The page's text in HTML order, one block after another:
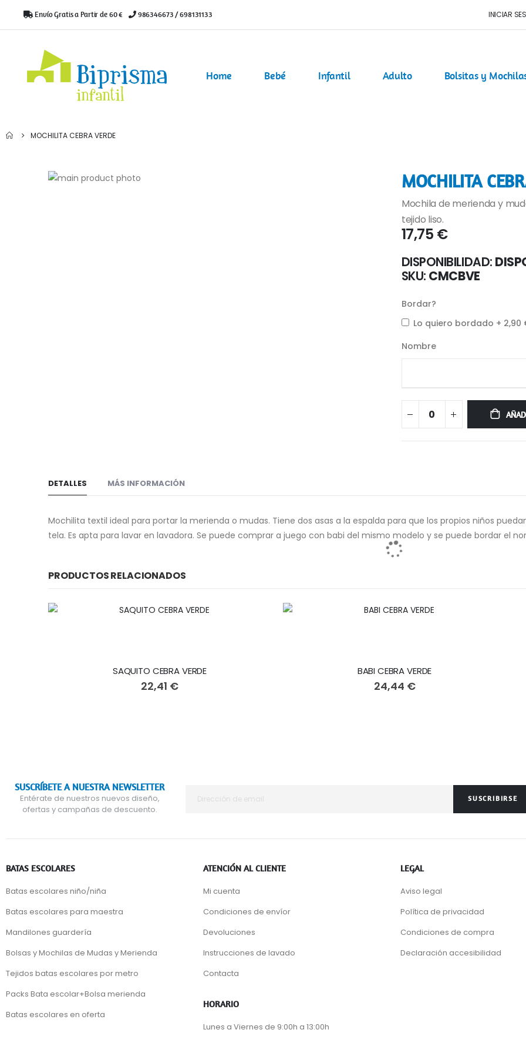
Envío Gratis a Partir de 60 € 986346673 / 698131133 INICIAR
Home Bebé Infantil Adulto Bolsitas y
MOCHILITA CEBRA VERDE
Saltar
MOCHILITA
Mochila de merienda y
tejido liso.
17,75 €
DISPONIBILIDAD:
SKU CMCBVE
Bordar?
Lo quiero bordado + 2,90
Nombre
DETALLES
Mochilita textil ideal para portar la merienda o mudas. Tiene dos asas a la espalda para que los propios niños
tela. Es apta para lavar en lavadora. Se puede comprar a juego con babi del mismo modelo y se puede bordar el
MÁS INFORMACIÓN
PRODUCTOS RELACIONADOS
SAQUITO CEBRA VERDE
22,41 €
BABI CEBRA VERDE
24,44 €
SUSCRÍBETE A NUESTRA NEWSLETTER
Entérate de nuestros nuevos diseño,
ofertas y campañas de descuento.
SUSCRIBIRSE
BATAS ESCOLARES
Batas escolares niño/niña
Batas escolares para maestra
Mandilones guardería
Bolsas y Mochilas de Mudas y Merienda
Tejidos batas escolares por metro
Packs Bata escolar+Bolsa merienda
Batas escolares en oferta
ATENCIÓN AL CLIENTE
Mi cuenta
Condiciones de envíor
Devoluciones
Instrucciones de lavado
Contacta
HORARIO
Lunes a Viernes de 9:00h a 13:00h
LEGAL
Aviso legal
Política de privacidad
Condiciones de compra
Declaración accesibilidad